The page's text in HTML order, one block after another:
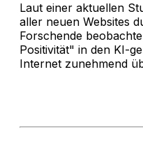
Laut einer aktuellen
aller neuen Websites
Forschende
Positivität" in den KI-
Internet zunehmend